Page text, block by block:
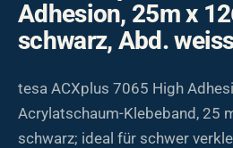
Adhesion, 25m x
schwarz, Abd.
tesa ACXplus 7065 High
Acrylatschaum-Klebeband, 25
schwarz; ideal für schwer